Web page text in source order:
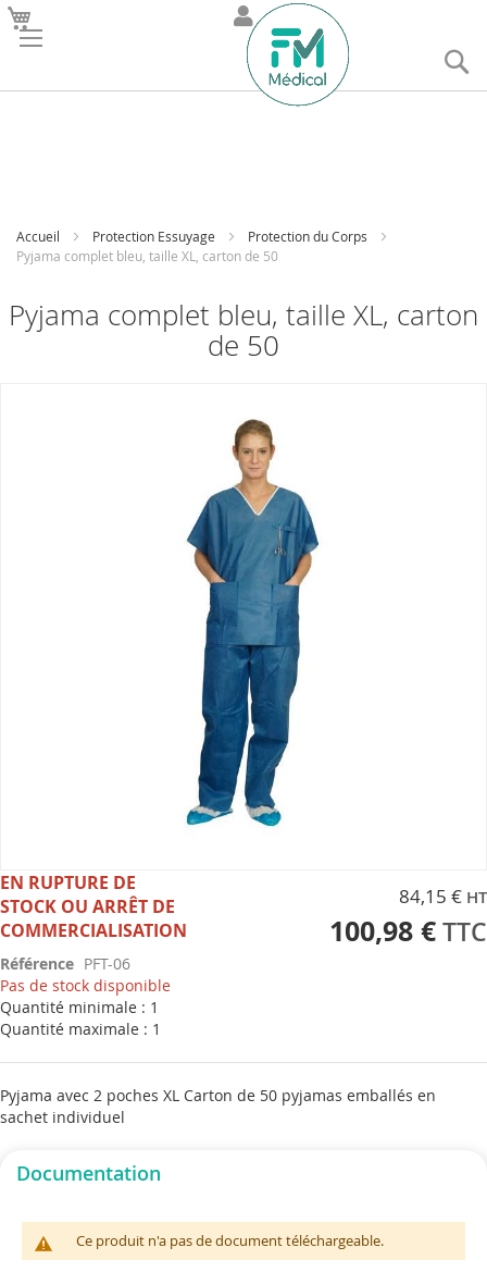
Accueil Protection Essuyage
Protection du Corps
Pyjama complet bleu, taille XL, carton de 50
Pyjama complet bleu, taille XL, carton
de 50
EN RUPTURE DE
STOCK OU ARRÊT DE
COMMERCIALISATION
Référence PFT-06
Pas de stock disponible
84,15 €
100,98 €
Quantité minimale : 1
Quantité maximale : 1
Pyjama avec 2 poches XL Carton de 50 pyjamas emballés en
sachet individuel
Skip
to
the
beginning
of
the
images
gallery
Documentation
Ce produit n'a pas de document téléchargeable.